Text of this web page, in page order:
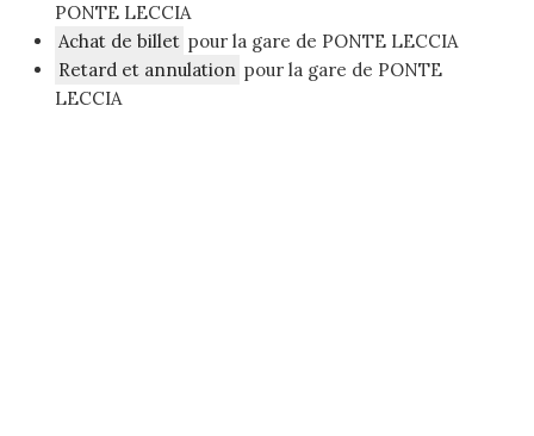
PONTE LECCIA
Achat de billet pour la gare de PONTE LECCIA
Retard et annulation pour la gare de PONTE
LECCIA